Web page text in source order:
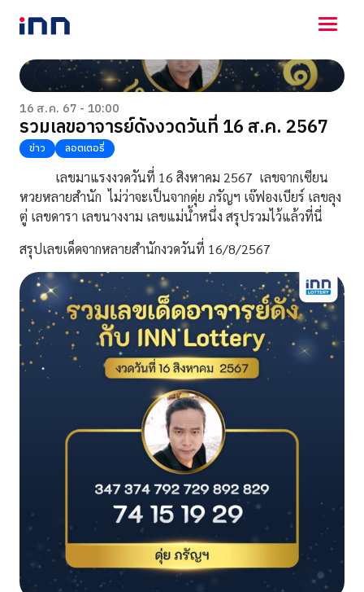
NEWS
ENTERTAINMENT
LIFESTYLE
HOROSCOPE
VIDEO
ร่วมด้วยช่วยกัน
16 ส.ค. 67 - 10:00
รวมเลขอาจารย์ดังงวดวันที่ 16 ส.ค. 2567
ข่าว ลอตเตอรี่
เลขมาแรงงวดวันที่ 16 สิงหาคม 2567 เลขจากเซียน
หวยหลายสำนัก ไม่ว่าจะเป็นจากดุ่ย ภรัญฯ เจ๊ฟองเบียร์ เลขลุง
ตู่ เลขดารา เลขนางงาม เลขแม่น้ำหนึ่ง สรุปรวมไว้แล้วที่นี่
สรุปเลขเด็ดจากหลายสำนักงวดวันที่ 16/8/2567